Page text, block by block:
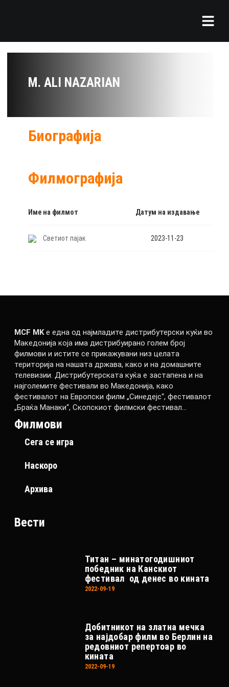
M. ALI NAZARIAN
Биографија
Филмографија
Име на филмот Датум на издавање
Светиот пајак 2023-11-23
MCF MKе една од најмладите дистрибутерски куќи во
Македонија која има дистрибуирано голем број
филмови и истите се прикажувани низ целата
територија на нашата држава, како и на домашните
телевизии. Дистрибутерската куќа е застапена и на
најголемите фестивали во Македонија, како
фестивалот на Европски филм „Синедејс“, фестивалот
„Браќа Манаки“, Скопскиот филмски фестивал…
Филмови
Сега се игра
Наскоро
Архива
Вести
Титан – минатогодишниот
победник на Канскиот
фестивал од денес во кината
2022-09-19
Добитникот на златна мечка
за најдобар филм во Берлин на
редовниот репертоар во
кината
2022-09-19